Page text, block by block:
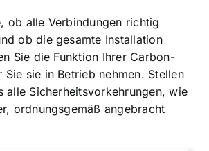
ob alle Verbindungen richtig
ob die gesamte Installation
Sie die Funktion Ihrer Carbon-
Sie sie in Betrieb nehmen. Stellen
alle Sicherheitsvorkehrungen, wie
ordnungsgemäß angebracht